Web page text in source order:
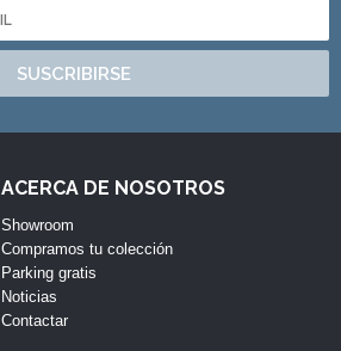
SUSCRIBIRSE
ACERCA DE NOSOTROS
Showroom
Compramos tu colección
Parking gratis
Noticias
Contactar